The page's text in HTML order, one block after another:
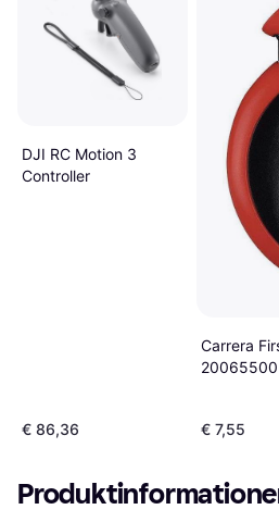
DJI RC Motion 3
Controller
€ 86,36
Carrera
20065500
€ 7,55